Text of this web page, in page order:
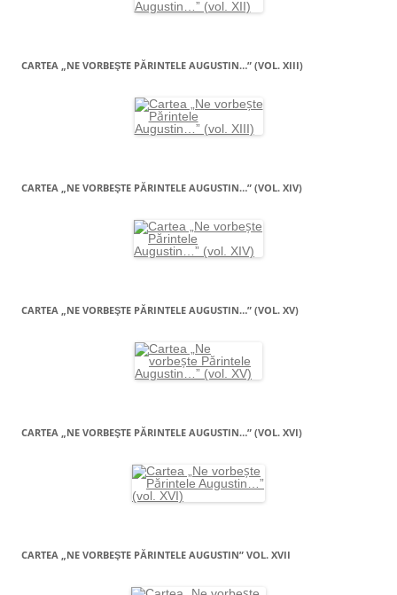
CARTEA „NE VORBEŞTE PĂRINTELE AUGUSTIN…” (VOL. XIII)
CARTEA „NE VORBEŞTE PĂRINTELE AUGUSTIN…” (VOL. XIV)
CARTEA „NE VORBEŞTE PĂRINTELE AUGUSTIN…” (VOL. XV)
CARTEA „NE VORBEŞTE PĂRINTELE AUGUSTIN…” (VOL. XVI)
CARTEA „NE VORBEŞTE PĂRINTELE AUGUSTIN” VOL. XVII